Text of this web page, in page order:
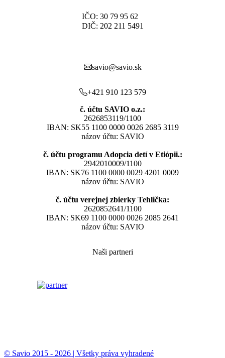
IČO: 30 79 95 62
DIČ: 202 211 5491
savio@savio.sk
+421 910 123 579
č. účtu SAVIO o.z.:
2626853119/1100
IBAN: SK55 1100 0000 0026 2685 3119
názov účtu: SAVIO
č. účtu programu Adopcia detí v Etiópii.:
2942010009/1100
IBAN: SK76 1100 0000 0029 4201 0009
názov účtu: SAVIO
č. účtu verejnej zbierky Tehlička:
2620852641/1100
IBAN: SK69 1100 0000 0026 2085 2641
názov účtu: SAVIO
Naši partneri
© Savio 2015 - 2026 | Všetky práva vyhradené